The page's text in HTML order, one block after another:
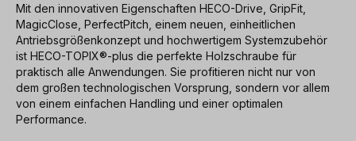
Mit den innovativen Eigenschaften HECO-Drive, GripFit,
MagicClose, PerfectPitch, einem neuen, einheitlichen
Antriebsgrößenkonzept und hochwertigem Systemzubehör
ist HECO-TOPIX®-plus die perfekte Holzschraube für
praktisch alle Anwendungen. Sie profitieren nicht nur von
dem großen technologischen Vorsprung, sondern vor allem
von einem einfachen Handling und einer optimalen
Performance.